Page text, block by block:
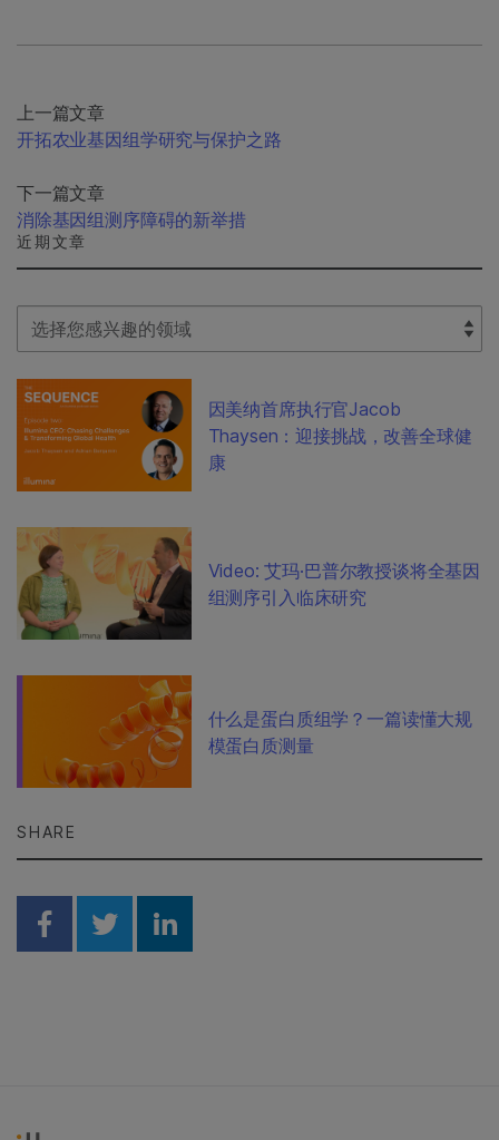
上一篇文章
开拓农业基因组学研究与保护之路
下一篇文章
消除基因组测序障碍的新举措
近期文章
Select Filter
因美纳首席执行官Jacob
Thaysen：迎接挑战，改善全球健
康
Video: 艾玛·巴普尔教授谈将全基因
组测序引入临床研究
什么是蛋白质组学？一篇读懂大规
模蛋白质测量
SHARE
Share on Facebook
Share on Twitter
Share on Linkedin